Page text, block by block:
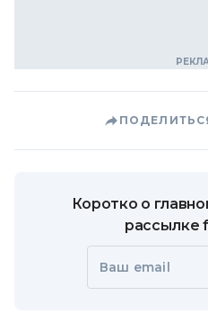
Коротко о
рассылке
Ваш email